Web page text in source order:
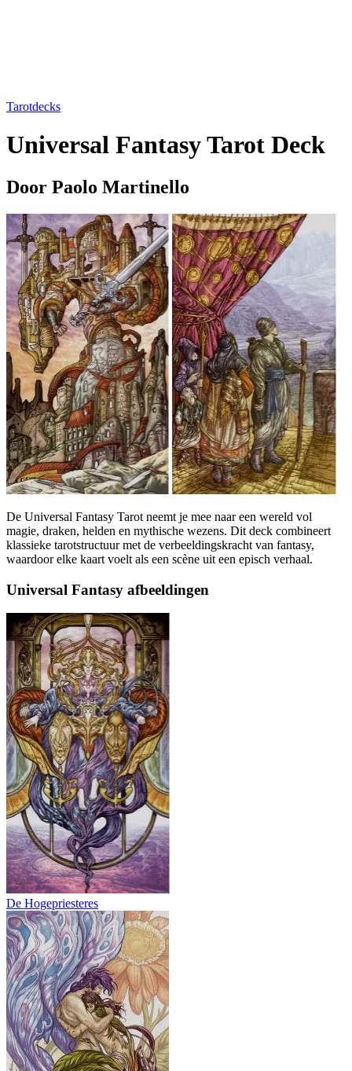
Tarotdecks
Universal Fantasy Tarot Deck
Door Paolo Martinello
De Universal Fantasy Tarot neemt je mee naar een wereld vol
magie, draken, helden en mythische wezens. Dit deck combineert
klassieke tarotstructuur met de verbeeldingskracht van fantasy,
waardoor elke kaart voelt als een scène uit een episch verhaal.
Universal Fantasy afbeeldingen
De Hogepriesteres